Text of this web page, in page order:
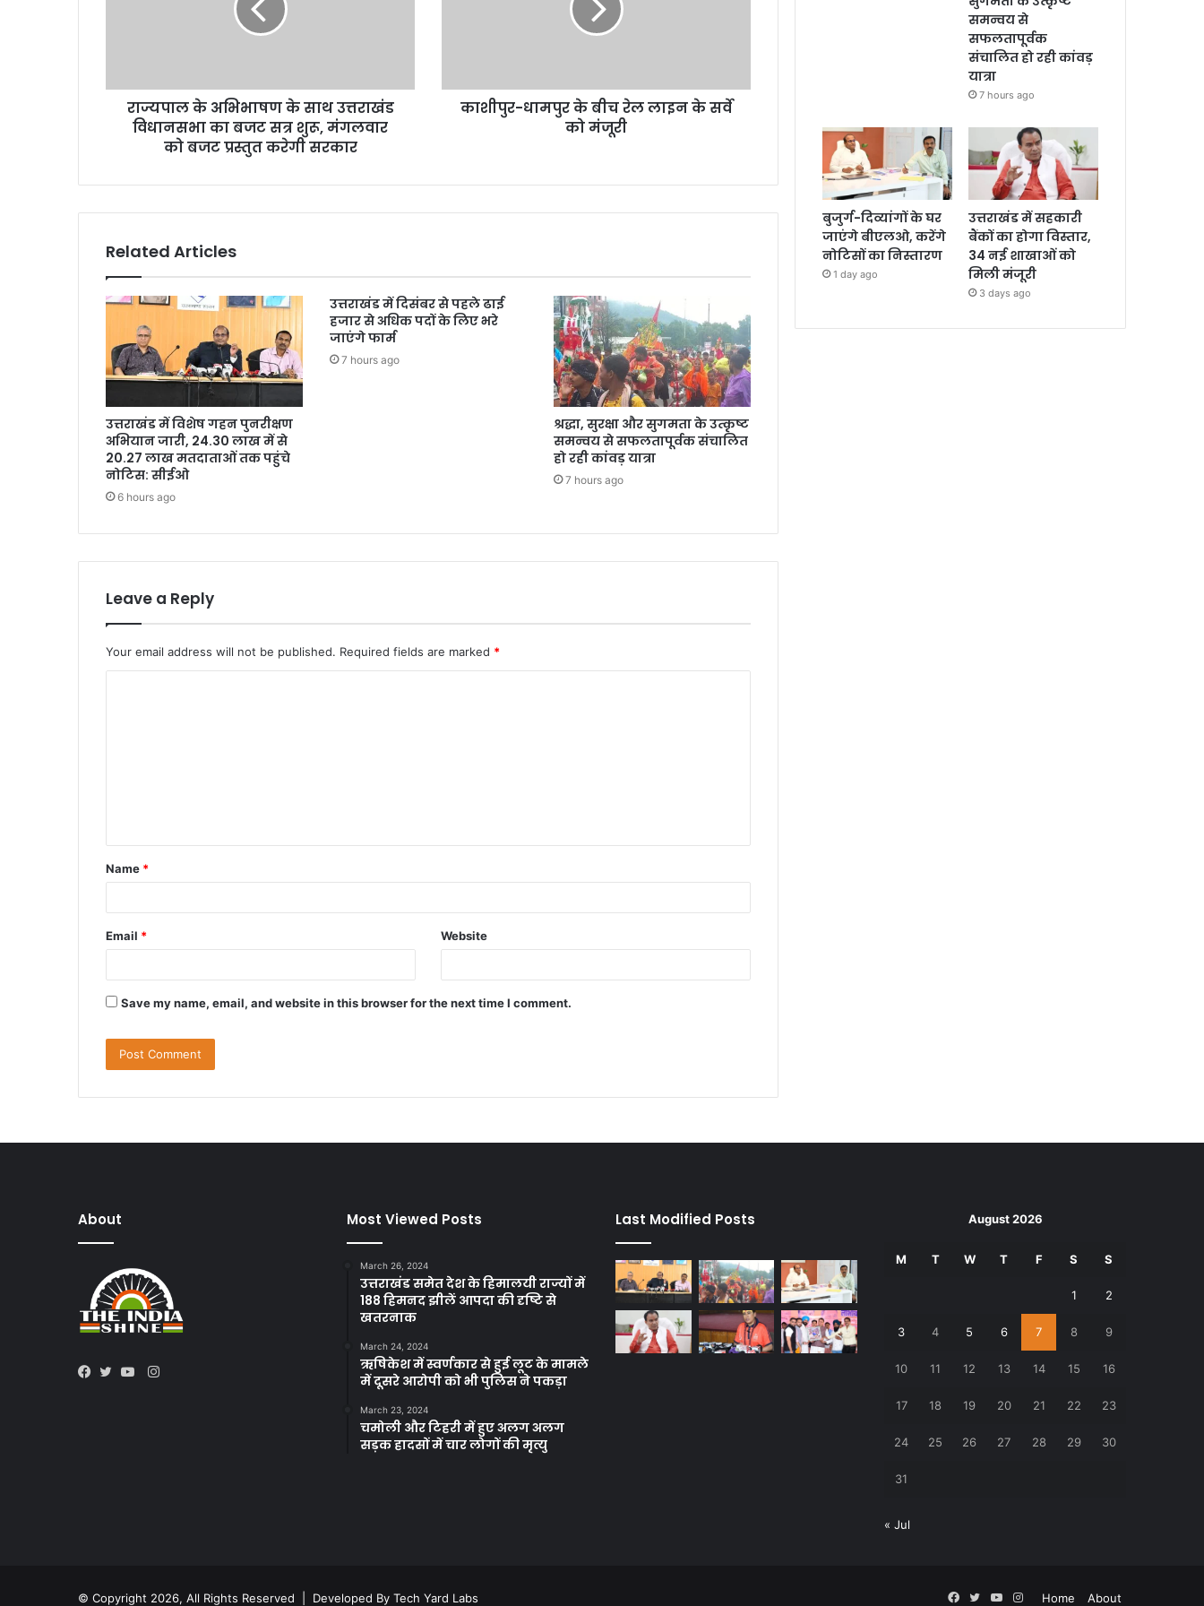
राज्यपाल के अभिभाषण के साथ उत्तराखंड
विधानसभा का बजट सत्र शुरू, मंगलवार
को बजट प्रस्तुत करेगी सरकार
काशीपुर-धामपुर के बीच रेल लाइन के सर्वे
को मंजूरी
Related Articles
उत्तराखंड में विशेष गहन पुनरीक्षण
अभियान जारी, 24.30 लाख में से
20.27 लाख मतदाताओं तक पहुंचे
नोटिस: सीईओ
6 hours ago
उत्तराखंड में दिसंबर से पहले ढाई
हजार से अधिक पदों के लिए भरे
जाएंगे फार्म
7 hours ago
श्रद्धा, सुरक्षा और सुगमता के उत्कृष्ट
समन्वय से सफलतापूर्वक संचालित
हो रही कांवड़ यात्रा
7 hours ago
Leave a Reply
Your email address will not be published. Required fields are marked *
t
*
Name *
Email * Website
Save my name, email, and website in this browser for the next time I comment.
समन्वय से
सफलतापूर्वक
संचालित हो रही कांवड़
यात्रा
7 hours ago
बुजुर्ग-दिव्यांगों के घर
जाएंगे बीएलओ, करेंगे
नोटिसों का निस्तारण
1 day ago
उत्तराखंड में सहकारी
बैंकों का होगा विस्तार,
34 नई शाखाओं को
मिली मंजूरी
3 days ago
About
Instagram
Most Viewed Posts
March 26, 2024
उत्तराखंड समेत देश के हिमालयी राज्यों में
188 हिमनद झीलें आपदा की दृष्टि से
खतरनाक
March 24, 2024
ऋषिकेश में स्वर्णकार से हुई लूट के मामले
में दूसरे आरोपी को भी पुलिस ने पकड़ा
March 23, 2024
चमोली और टिहरी में हुए अलग अलग
सड़क हादसों में चार लोगों की मृत्यु
Last Modified Posts August 2026
M T W T F S S
1 2
3 4 5 6 7 8 9
10 11 12 13 14 15 16
17 18 19 20 21 22 23
24 25 26 27 28 29 30
31
« Jul
© Copyright 2026, All Rights Reserved | Developed By Tech Yard Labs Home About
Facebook
TwitterYouTube
Instagram